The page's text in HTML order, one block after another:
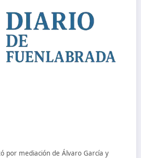
por mediación de Álvaro García y